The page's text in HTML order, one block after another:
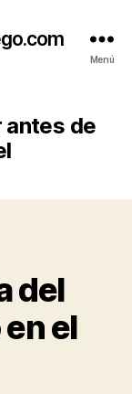
Menú
antes de
del
el